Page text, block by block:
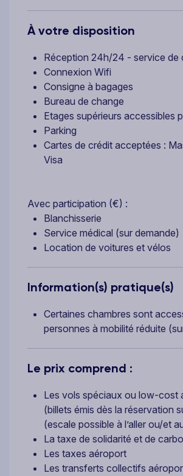
À votre disposition
Réception 24h/24 - service de
Connexion Wifi
Consigne à bagages
Bureau de change
Etages supérieurs accessibles
Parking
Cartes de crédit acceptées :
Visa
Avec participation (€) :
Blanchisserie
Service médical (sur demande)
Location de voitures et vélos
Information(s) pratique(s)
Certaines chambres sont
personnes à mobilité réduite
Le prix comprend :
Les vols spéciaux ou low-cost
(billets émis dès la réservation
(escale possible à l’aller ou/et
La taxe de solidarité et de
Les taxes aéroport
Les transferts collectifs